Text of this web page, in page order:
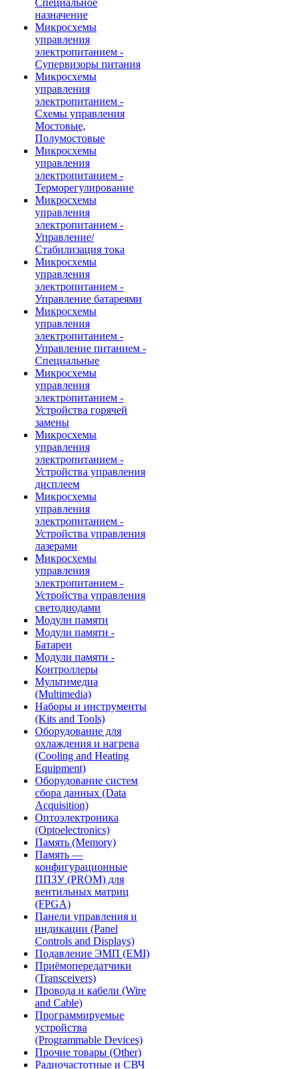
Специальное
назначение
Микросхемы
управления
электропитанием -
Супервизоры питания
Микросхемы
управления
электропитанием -
Схемы управления
Мостовые,
Полумостовые
Микросхемы
управления
электропитанием -
Терморегулирование
Микросхемы
управления
электропитанием -
Управление/
Стабилизация тока
Микросхемы
управления
электропитанием -
Управление батареями
Микросхемы
управления
электропитанием -
Управление питанием -
Специальные
Микросхемы
управления
электропитанием -
Устройства горячей
замены
Микросхемы
управления
электропитанием -
Устройства управления
дисплеем
Микросхемы
управления
электропитанием -
Устройства управления
лазерами
Микросхемы
управления
электропитанием -
Устройства управления
светодиодами
Модули памяти
Модули памяти -
Батареи
Модули памяти -
Контроллеры
Мультимедиа
(Multimedia)
Наборы и инструменты
(Kits and Tools)
Оборудование для
охлаждения и нагрева
(Cooling and Heating
Equipment)
Оборудование систем
сбора данных (Data
Acquisition)
Оптоэлектроника
(Optoelectronics)
Память (Memory)
Память —
конфигурационные
ППЗУ (PROM) для
вентильных матриц
(FPGA)
Панели управления и
индикации (Panel
Controls and Displays)
Подавление ЭМП (EMI)
Приёмопередатчики
(Transceivers)
Провода и кабели (Wire
and Cable)
Программируемые
устройства
(Programmable Devices)
Прочие товары (Other)
Радиочастотные и СВЧ